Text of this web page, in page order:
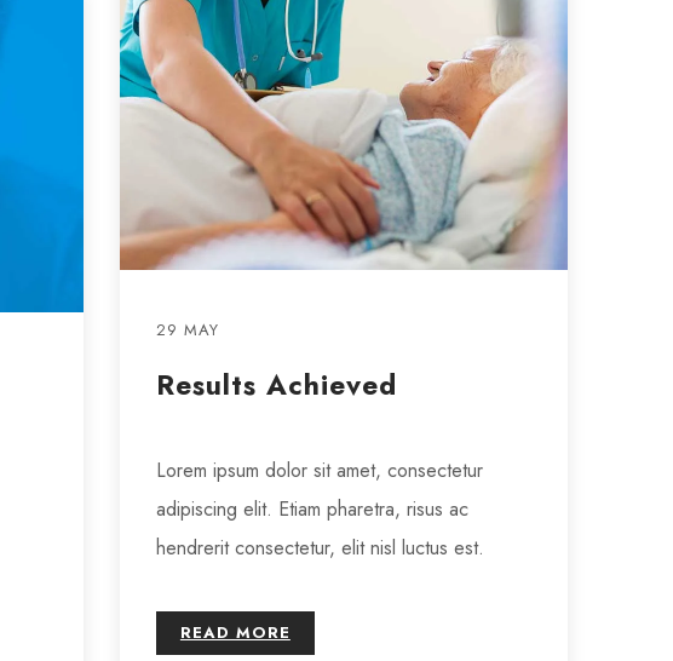
29 MAY
Results Achieved
Lorem ipsum dolor sit amet, consectetur
adipiscing elit. Etiam pharetra, risus ac
hendrerit consectetur, elit nisl luctus est.
READ MORE